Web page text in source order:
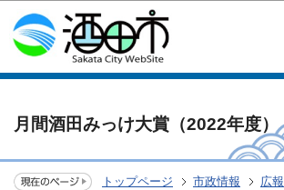
このページの本文へ移動
月間酒田みっけ大賞（2022年度）
トップページ 市政情報 広報